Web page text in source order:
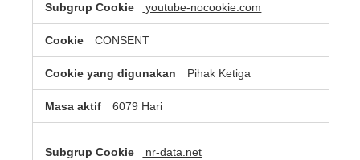
youtube-nocookie.com
CONSENT
Pihak Ketiga
6079 Hari
nr-data.net